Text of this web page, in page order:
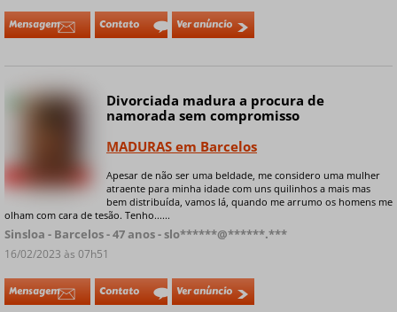
Mensagem Contato Ver anúncio
Online
+ 5 fotos privadas
Divorciada madura a procura de
namorada sem compromisso
MADURAS em Barcelos
Apesar de não ser uma beldade, me considero uma mulher
atraente para minha idade com uns quilinhos a mais mas
bem distribuída, vamos lá, quando me arrumo os homens me
olham com cara de tesão. Tenho......
Sinsloa - Barcelos - 47 anos - slo******@******.***
16/02/2023 às 07h51
Mensagem Contato Ver anúncio